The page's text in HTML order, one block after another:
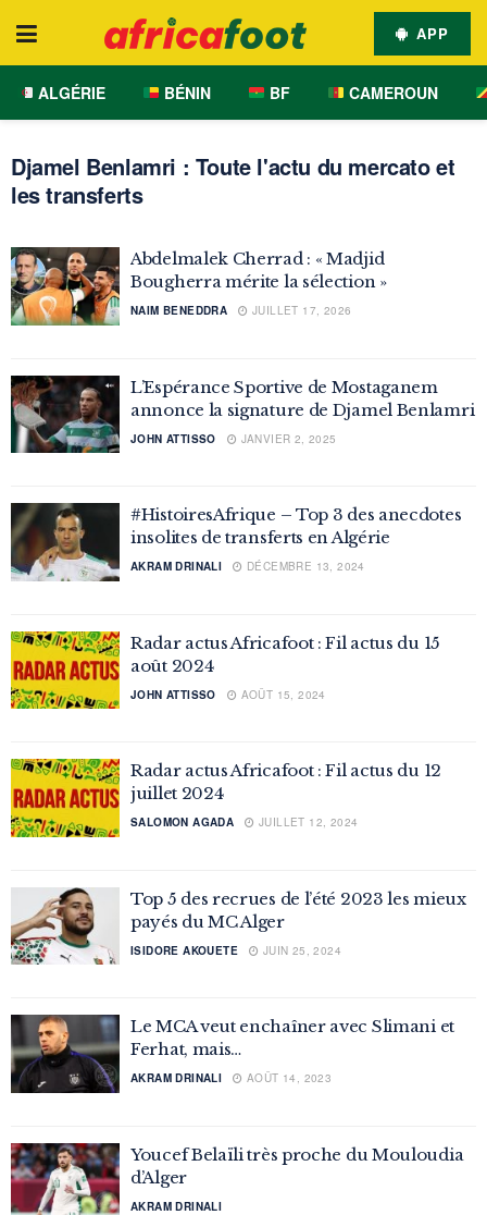
APP
ALGÉRIE BÉNIN BF CAMEROUN
Djamel Benlamri : Toute l'actu du mercato et
les transferts
Abdelmalek Cherrad : « Madjid
Bougherra mérite la sélection »
NAIM BENEDDRA JUILLET 17, 2026
L’Espérance Sportive de Mostaganem
annonce la signature de Djamel Benlamri
JOHN ATTISSO JANVIER 2, 2025
#HistoiresAfrique – Top 3 des anecdotes
insolites de transferts en Algérie
AKRAM DRINALI DÉCEMBRE 13, 2024
Radar actus Africafoot : Fil actus du 15
août 2024
JOHN ATTISSO AOÛT 15, 2024
Radar actus Africafoot : Fil actus du 12
juillet 2024
SALOMON AGADA JUILLET 12, 2024
Top 5 des recrues de l’été 2023 les mieux
payés du MC Alger
ISIDORE AKOUETE JUIN 25, 2024
Le MCA veut enchaîner avec Slimani et
Ferhat, mais…
AKRAM DRINALI AOÛT 14, 2023
Youcef Belaïli très proche du Mouloudia
d’Alger
AKRAM DRINALI